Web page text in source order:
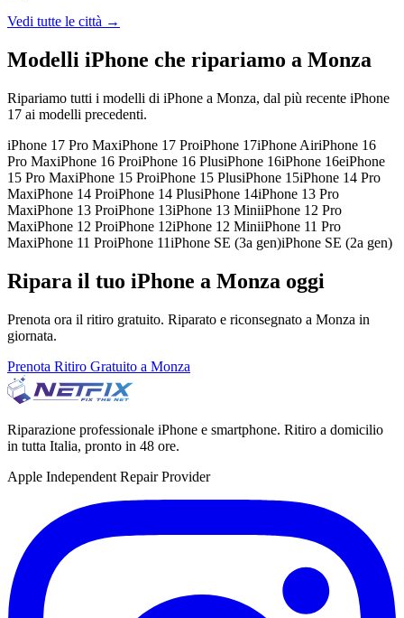
Vedi tutte le città →
Modelli iPhone che ripariamo a Monza
Ripariamo tutti i modelli di iPhone a Monza, dal più recente iPhone
17 ai modelli precedenti.
iPhone 17 Pro MaxiPhone 17 ProiPhone 17iPhone AiriPhone 16
Pro MaxiPhone 16 ProiPhone 16 PlusiPhone 16iPhone 16eiPhone
15 Pro MaxiPhone 15 ProiPhone 15 PlusiPhone 15iPhone 14 Pro
MaxiPhone 14 ProiPhone 14 PlusiPhone 14iPhone 13 Pro
MaxiPhone 13 ProiPhone 13iPhone 13 MiniiPhone 12 Pro
MaxiPhone 12 ProiPhone 12iPhone 12 MiniiPhone 11 Pro
MaxiPhone 11 ProiPhone 11iPhone SE (3a gen)iPhone SE (2a gen)
Ripara il tuo iPhone a Monza oggi
Prenota ora il ritiro gratuito. Riparato e riconsegnato a Monza in
giornata.
Prenota Ritiro Gratuito a Monza
Riparazione professionale iPhone e smartphone. Ritiro a domicilio
in tutta Italia, pronto in 48 ore.
Apple Independent Repair Provider